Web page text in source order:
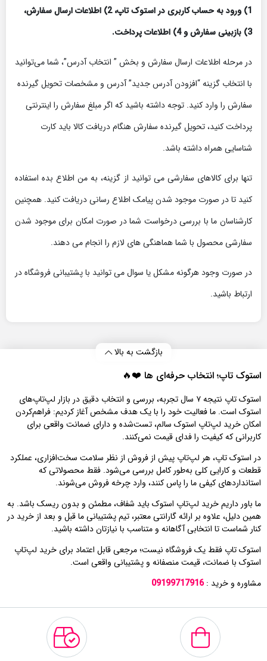
1) ورود به حساب کاربری در استوک تاپ، 2) اطلاعات ارسال سفارش،
3) بازبینی سفارش و 4) اطلاعات پرداخت.
در مرحله اطلاعات ارسال سفارش و بخش ” انتخاب آدرس”، شما می‌توانید
با انتخاب گزینه “افزودن آدرس جدید” آدرس و مشخصات تحویل گیرنده
سفارش را وارد کنید. توجه داشته باشید که اگر مبلغ سفارش را اینترنتی
پرداخت کنید، تحویل گیرنده سفارش هنگام دریافت کالا باید کارت
شناسایی همراه داشته باشد.
تنها برای کالاهای سفارشی می توانید از گزینه، به من اطلاع بده استفاده
کنید تا در صورت موجود شدن پیامک اطلاع رسانی دریافت کنید. همچنین
کارشناسان ما با بررسی درخواست شما در صورت امکان برای موجود شدن
سفارشی محصول با شما هماهنگی های لازم را انجام می دهند.
در صورت وجود هرگونه مشکل یا سوال می توانید با پشتیبانی فروشگاه در
ارتباط باشید.
بازگشت به بالا
استوک تاپ؛ انتخاب حرفه‌ای‌ ها ❤️🔥
استوک تاپ نتیجه ۷ سال تجربه، بررسی و انتخاب دقیق در بازار لپ‌تاپ‌های
استوک است. ما فعالیت خود را با یک هدف مشخص آغاز کردیم: فراهم‌کردن
امکان خرید لپ‌تاپ استوک سالم، تست‌شده و دارای ضمانت واقعی برای
کاربرانی که کیفیت را فدای قیمت نمی‌کنند.
در استوک تاپ، هر لپ‌تاپ پیش از فروش از نظر سلامت سخت‌افزاری، عملکرد
قطعات و کارایی کلی به‌طور کامل بررسی می‌شود. فقط محصولاتی که
استانداردهای کیفی ما را پاس کنند، وارد چرخه فروش می‌شوند.
ما باور داریم خرید لپ‌تاپ استوک باید شفاف، مطمئن و بدون ریسک باشد. به
همین دلیل، علاوه بر ارائه گارانتی معتبر، تیم پشتیبانی ما قبل و بعد از خرید در
کنار شماست تا انتخابی آگاهانه و متناسب با نیازتان داشته باشید.
استوک تاپ فقط یک فروشگاه نیست؛ مرجعی قابل اعتماد برای خرید لپ‌تاپ
استوک با ضمانت، قیمت منصفانه و پشتیبانی واقعی است.
مشاوره و خرید :09199717916